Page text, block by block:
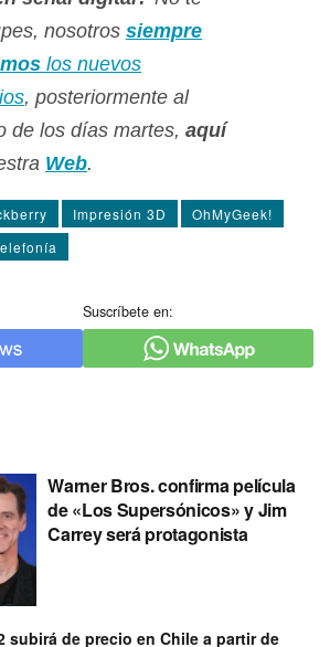
nosotros siempre
los nuevos
, posteriormente al
de los dí­as martes, aquí­
Web.
Impresión 3D
OhMyGeek!
Suscríbete en:
Warner Bros. confirma película
de «Los Supersónicos» y Jim
Carrey será protagonista
subirá de precio en Chile a partir de